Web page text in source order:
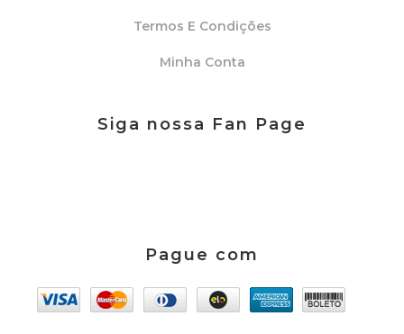
Termos E Condições
Minha Conta
Siga nossa Fan Page
Pague com